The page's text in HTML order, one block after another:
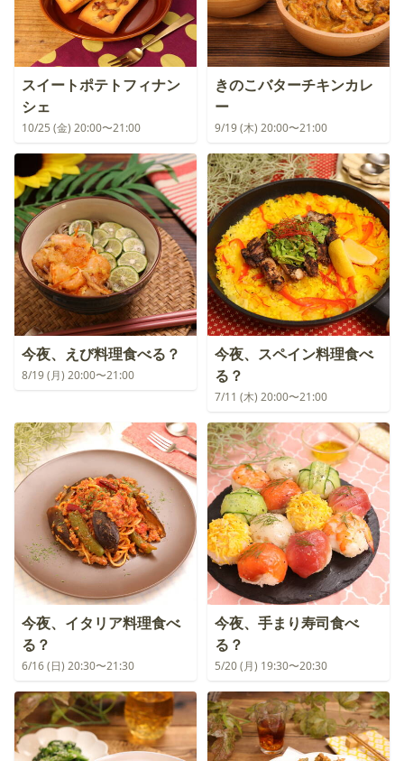
スイートポテトフィナン
シェ
10/25 (金) 20:00〜21:00
きのこバターチキンカレ
ー
9/19 (木) 20:00〜21:00
今夜、えび料理食べる？
8/19 (月) 20:00〜21:00
今夜、スペイン料理食べ
る？
7/11 (木) 20:00〜21:00
今夜、イタリア料理食べ
る？
6/16 (日) 20:30〜21:30
今夜、手まり寿司食べ
る？
5/20 (月) 19:30〜20:30